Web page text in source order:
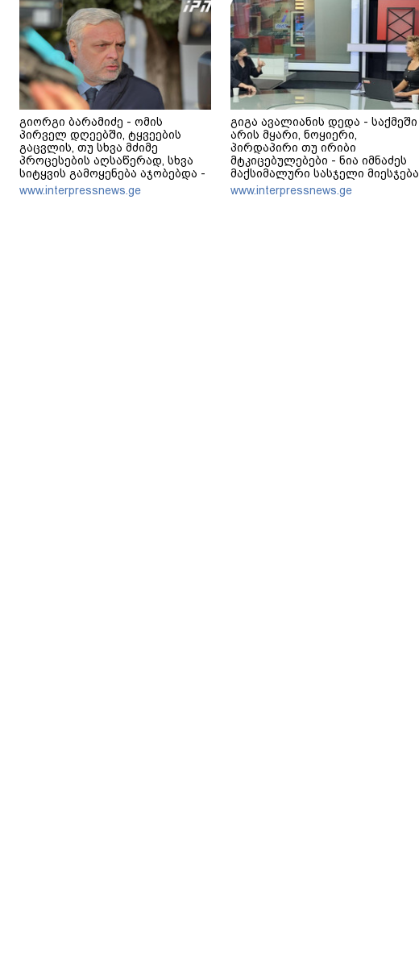
გიორგი ბარამიძე - ომის
პირველ დღეებში, ტყვეების
გაცვლის, თუ სხვა მძიმე
პროცესების აღსაწერად, სხვა
სიტყვის გამოყენება აჯობებდა -
არასდროს მითქვამს, რომ
ჩვენები ხელებაწეულს ან
www.interpressnews.ge
გიგა ავალიანის დედა - საქმეში
არის მყარი, ნოყიერი,
პირდაპირი თუ ირიბი
მტკიცებულებები - ნია იმნაძეს
მაქსიმალური სასჯელი მიესჯება
- ჩვენ ნია იმნაძეს არ ვედავებით
იმას, რომ ეუბნება: “წადი,
www.interpressnews.ge